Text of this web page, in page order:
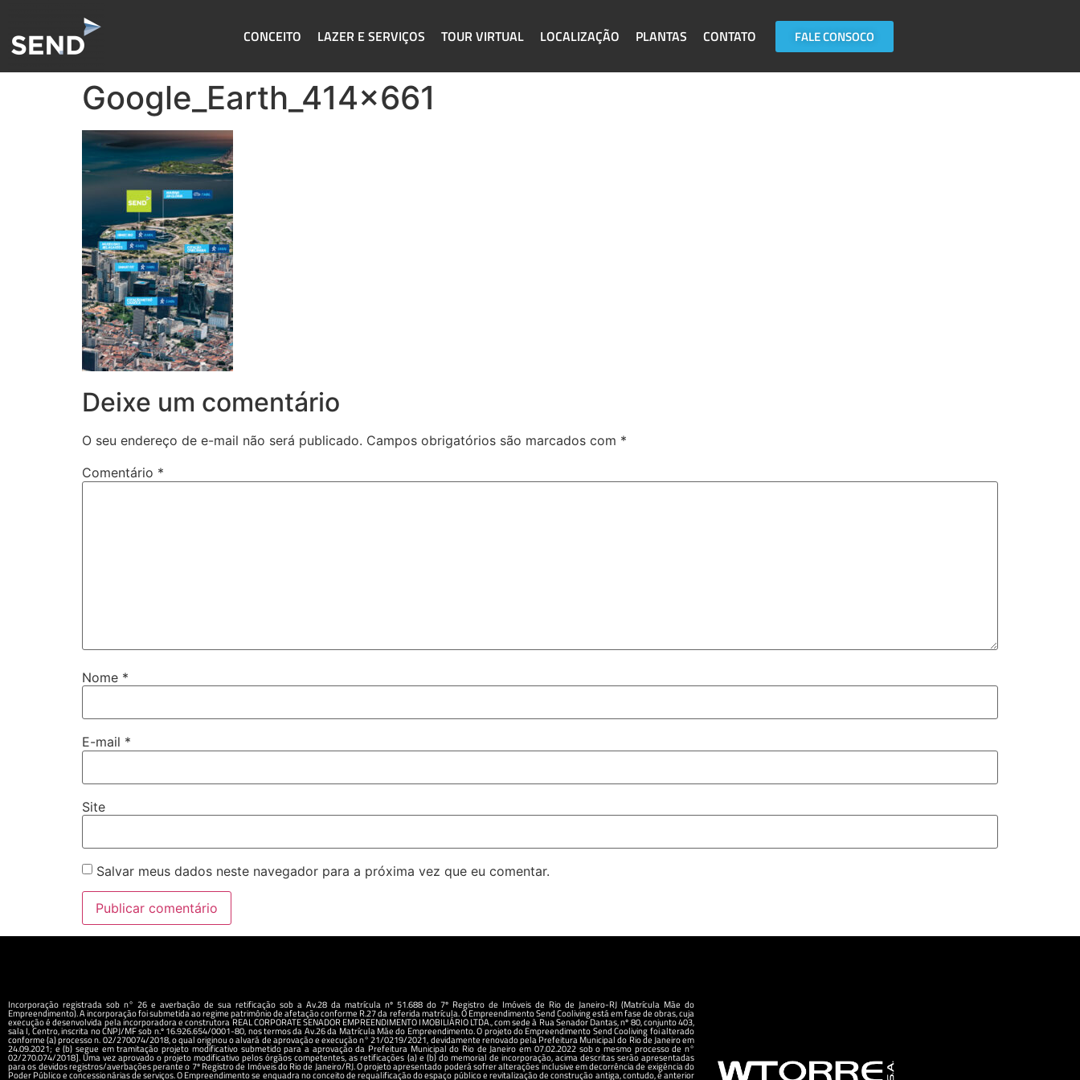
CONCEITO LAZER E SERVIÇOS TOUR VIRTUAL LOCALIZAÇÃO PLANTAS CONTATO FALE CONSOCO
Google_Earth_414x661
Deixe um comentário
O seu endereço de e-mail não será publicado. Campos obrigatórios são marcados com *
Comentário *
Nome *
E-mail *
Site
Salvar meus dados neste navegador para a próxima vez que eu comentar.
Incorporação registrada sob n° 26 e averbação de sua retificação sob a Av.28 da matrícula nº 51.688 do 7º Registro de Imóveis de Rio de Janeiro-RJ (Matrícula Mãe do
Empreendimento). A incorporação foi submetida ao regime patrimônio de afetação conforme R.27 da referida matrícula. O Empreendimento Send Cooliving está em fase de obras, cuja
execução é desenvolvida pela incorporadora e construtora REAL CORPORATE SENADOR EMPREENDIMENTO IMOBILIÁRIO LTDA., com sede à Rua Senador Dantas, nº 80, conjunto 403,
sala I, Centro, inscrita no CNPJ/MF sob n.º 16.926.654/0001-80, nos termos da Av.26 da Matrícula Mãe do Empreendimento. O projeto do Empreendimento Send Cooliving foi alterado
conforme (a) processo n. 02/270074/2018, o qual originou o alvará de aprovação e execução n° 21/0219/2021, devidamente renovado pela Prefeitura Municipal do Rio de Janeiro em
24.09.2021; e (b) segue em tramitação projeto modificativo submetido para a aprovação da Prefeitura Municipal do Rio de Janeiro em 07.02.2022 sob o mesmo processo de n°
02/270.074/2018]. Uma vez aprovado o projeto modificativo pelos órgãos competentes, as retificações (a) e (b) do memorial de incorporação, acima descritas serão apresentadas
para os devidos registros/averbações perante o 7º Registro de Imóveis do Rio de Janeiro/RJ. O projeto apresentado poderá sofrer alterações inclusive em decorrência de exigência do
Poder Público e concessionárias de serviços. O Empreendimento se enquadra no conceito de requalificação do espaço público e revitalização de construção antiga, contudo, é anterior